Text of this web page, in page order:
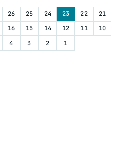
26 25 24 23 22
21
16 15 14 12 11
10
4 3 2 1